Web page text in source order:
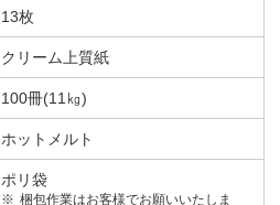
13枚
クリーム上質紙
100冊(11㎏)
ホットメルト
ポリ袋
梱包作業はお客様でお願いいたしま